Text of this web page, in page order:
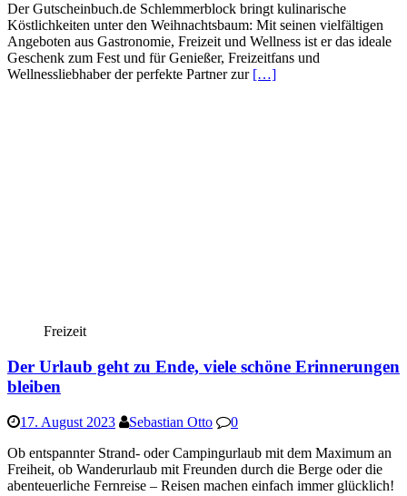
Der Gutscheinbuch.de Schlemmerblock bringt kulinarische
Köstlichkeiten unter den Weihnachtsbaum: Mit seinen vielfältigen
Angeboten aus Gastronomie, Freizeit und Wellness ist er das ideale
Geschenk zum Fest und für Genießer, Freizeitfans und
Wellnessliebhaber der perfekte Partner zur […]
Freizeit
Der Urlaub geht zu Ende, viele schöne Erinnerungen
bleiben
17. August 2023 Sebastian Otto
0
Ob entspannter Strand- oder Campingurlaub mit dem Maximum an
Freiheit, ob Wanderurlaub mit Freunden durch die Berge oder die
abenteuerliche Fernreise – Reisen machen einfach immer glücklich!